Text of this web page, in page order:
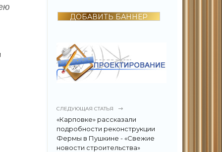
ДОБАВИТЬ БАННЕР
СЛЕДУЮЩАЯ СТАТЬЯ
«Карповке» рассказали
подробности реконструкции
Фермы в Пушкине - «Свежие
новости строительства»